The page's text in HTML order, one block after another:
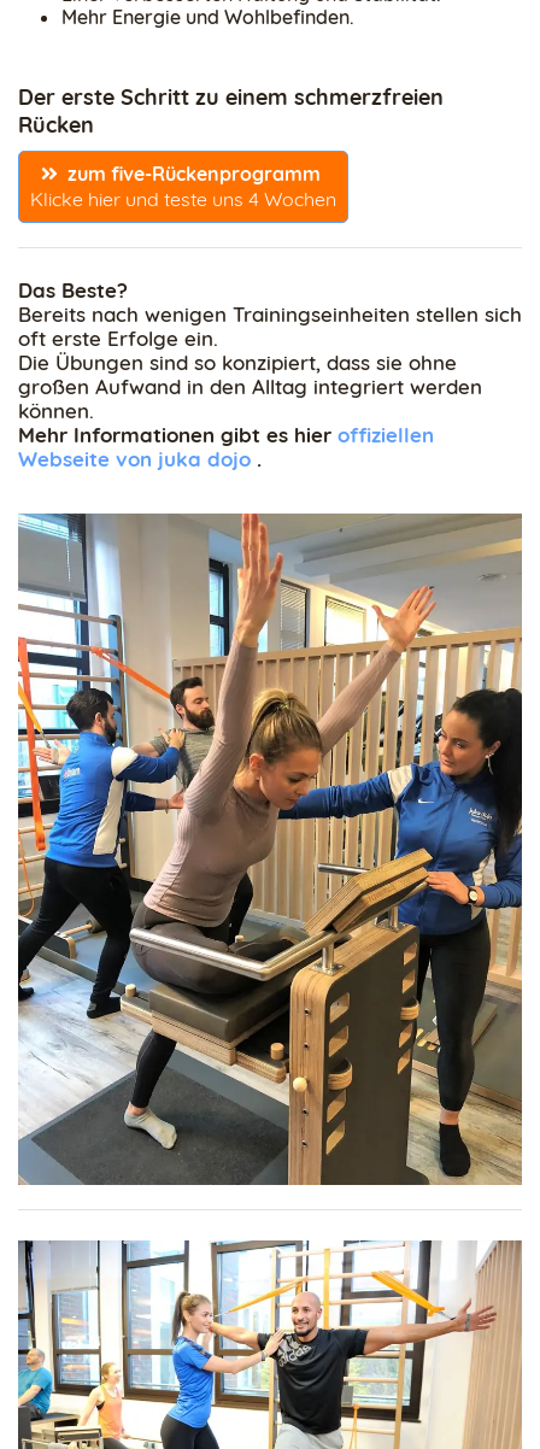
Mehr Energie und Wohlbefinden.
Der erste Schritt zu einem schmerzfreien
Rücken
zum five-Rückenprogramm
Klicke hier und teste uns 4 Wochen
Das Beste?
Bereits nach wenigen Trainingseinheiten stellen sich
oft erste Erfolge ein.
Die Übungen sind so konzipiert, dass sie ohne
großen Aufwand in den Alltag integriert werden
können.
Mehr Informationen gibt es hier offiziellen
Webseite von juka dojo .